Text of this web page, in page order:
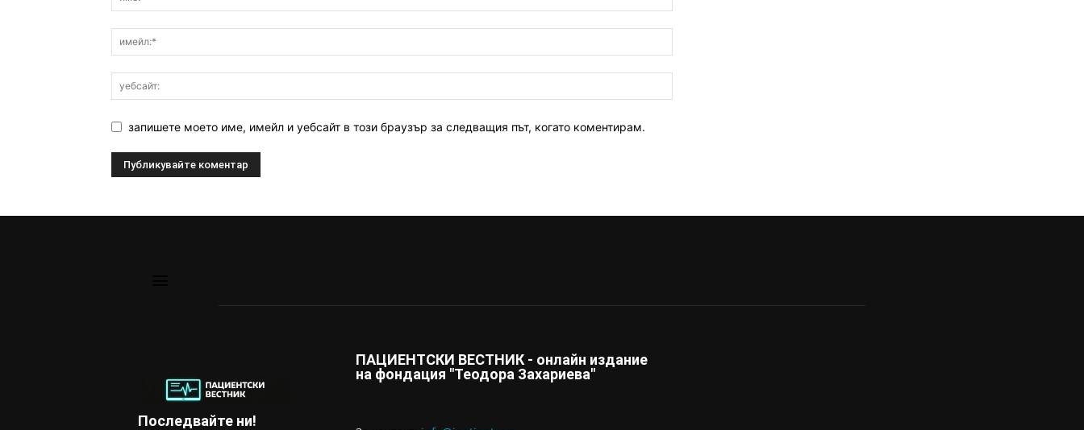
запишете моето име, имейл и уебсайт в този браузър за следващия път, когато коментирам.
Последвайте ни!
ПАЦИЕНТСКИ ВЕСТНИК - онлайн издание
на фондация "Теодора Захариева"